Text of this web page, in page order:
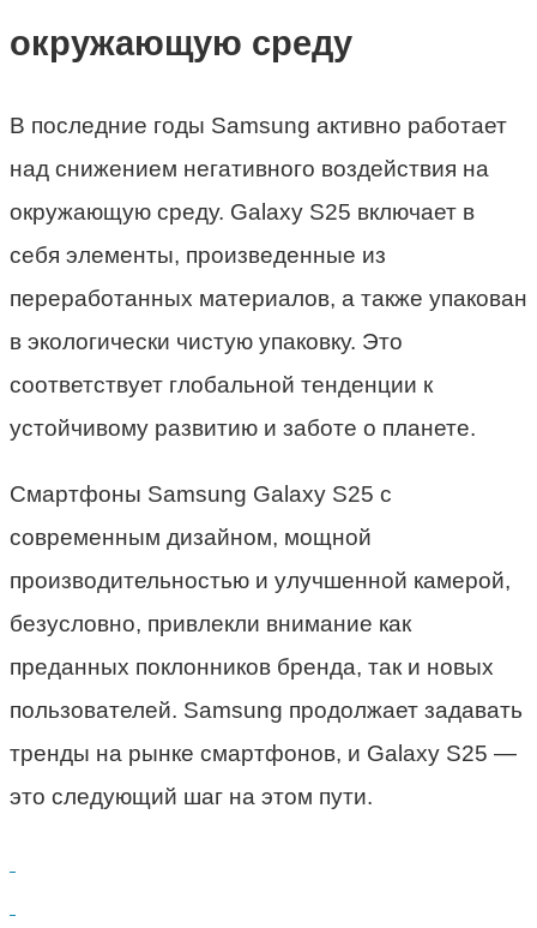
окружающую среду
В последние годы Samsung активно работает
над снижением негативного воздействия на
окружающую среду. Galaxy S25 включает в
себя элементы, произведенные из
переработанных материалов, а также упакован
в экологически чистую упаковку. Это
соответствует глобальной тенденции к
устойчивому развитию и заботе о планете.
Смартфоны Samsung Galaxy S25 с
современным дизайном, мощной
производительностью и улучшенной камерой,
безусловно, привлекли внимание как
преданных поклонников бренда, так и новых
пользователей. Samsung продолжает задавать
тренды на рынке смартфонов, и Galaxy S25 —
это следующий шаг на этом пути.